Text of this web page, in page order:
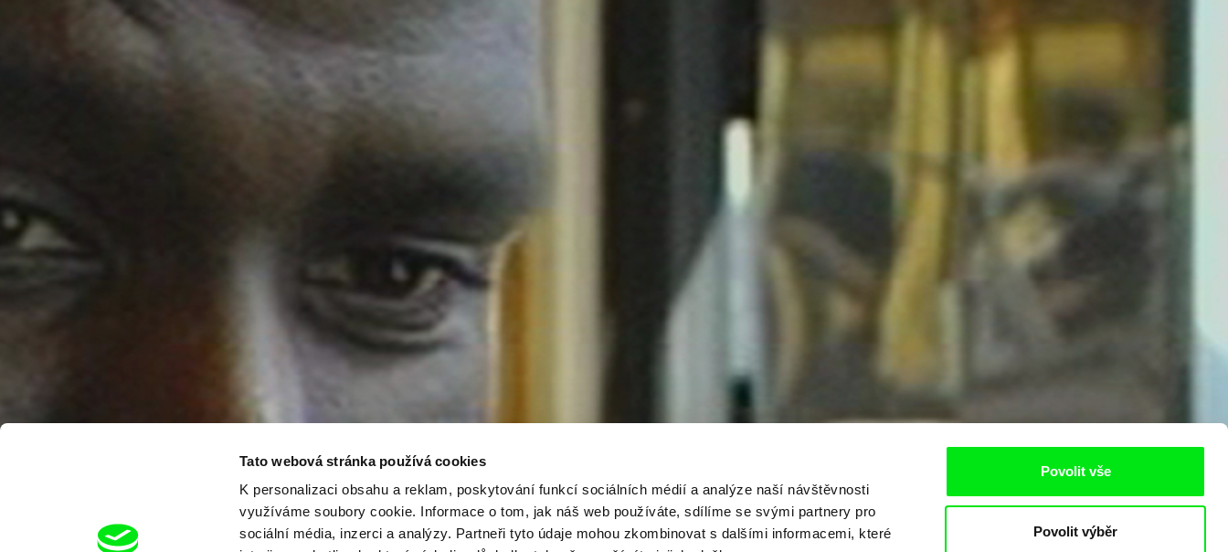
Tato webová stránka používá cookies
K personalizaci obsahu a reklam, poskytování funkcí sociálních médií a analýze naší návštěvnosti
využíváme soubory cookie. Informace o tom, jak náš web používáte, sdílíme se svými partnery pro
sociální média, inzerci a analýzy. Partneři tyto údaje mohou zkombinovat s dalšími informacemi, které
Povolit vše
Povolit výběr